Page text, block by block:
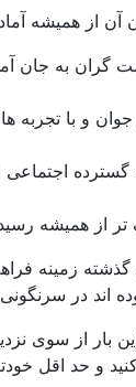
آن از همیشه
گران به جان
و با تجربه
از همیشه
زمینه
اند در
بار از سوی
و حد اقل